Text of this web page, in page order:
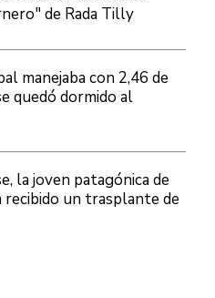
de Rada Tilly
manejaba con 2,46 de
quedó dormido al
la joven patagónica de
recibido un trasplante de